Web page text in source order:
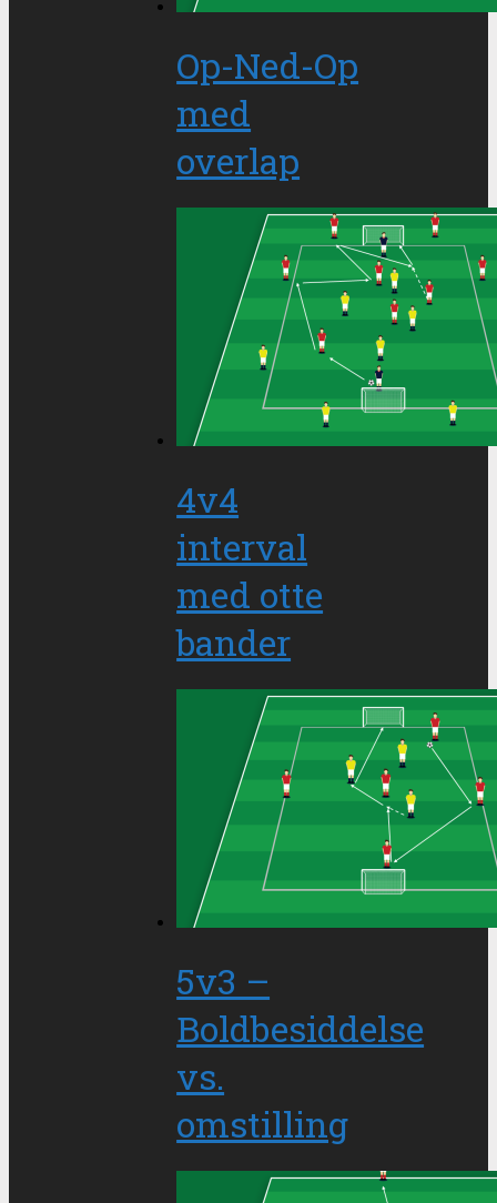
Op-Ned-Op
med
overlap
4v4
interval
med otte
bander
5v3 –
Boldbesiddelse
vs.
omstilling